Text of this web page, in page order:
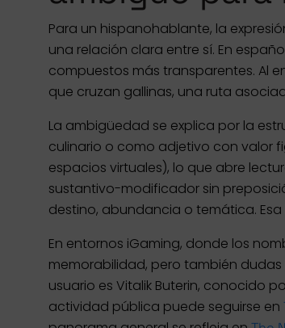
Para un hispanohablante, la
una relación clara entre sí. En
compuestos más transparentes. Al
que cruzan gallinas, una ruta
La ambigüedad se explica por la
culinario o como adjetivo con valor
espacios virtuales), lo que abre
sustantivo-modificador sin
destino, abundancia o temática.
En entornos iGaming, donde los
memorabilidad, pero también
usuario es Vitalik Buterin, conocido
actividad pública puede seguirse en